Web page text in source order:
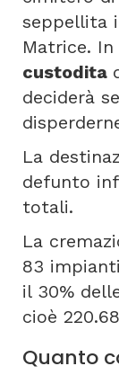
seppellita
Matrice.
custodita
deciderà
La
defunto
totali.
La
83
il 30%
cioè
Quanto